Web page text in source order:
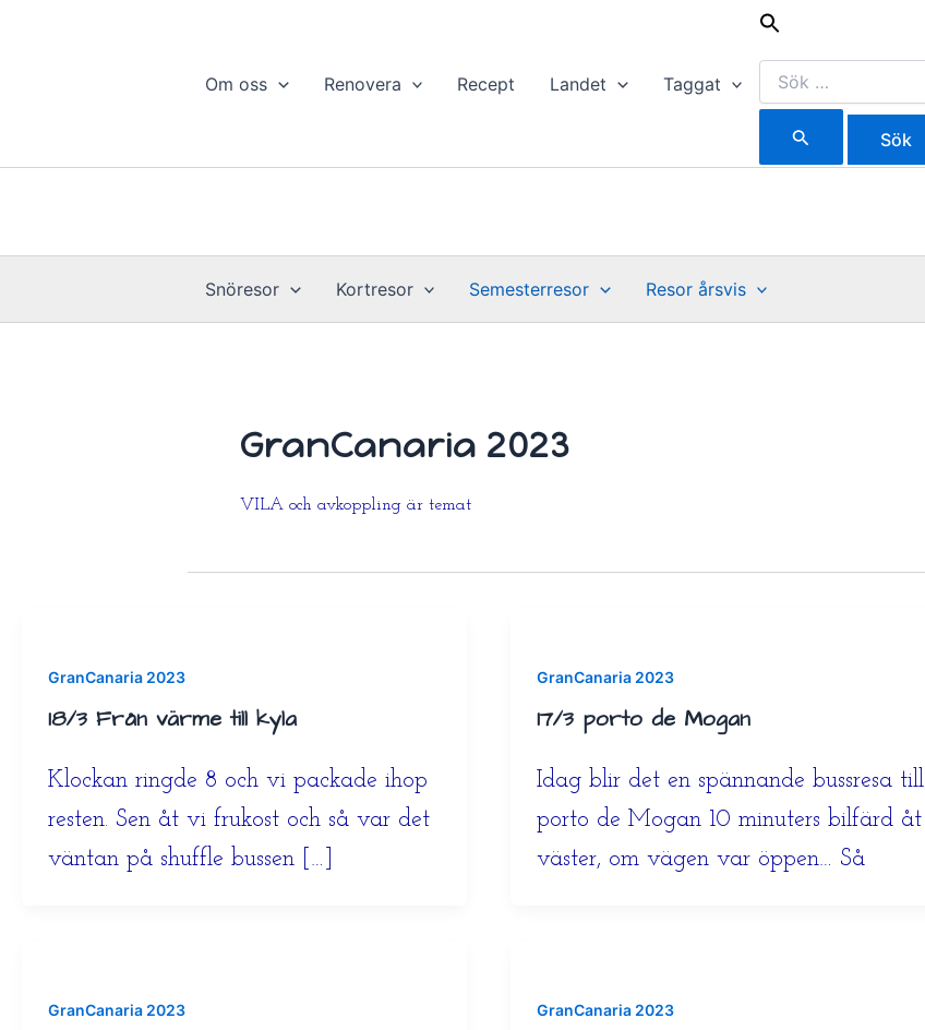
Om oss Renovera Recept Landet Taggat
Sök
efter:
Snöresor Kortresor Semesterresor Resor årsvis
GranCanaria 2023
VILA och avkoppling är temat
GranCanaria 2023
18/3 Från värme till kyla
Klockan ringde 8 och vi packade ihop
resten. Sen åt vi frukost och så var det
väntan på shuffle bussen […]
GranCanaria 2023
17/3 porto de Mogan
Idag blir det en spännande bussresa till
porto de Mogan 10 minuters bilfärd åt
väster, om vägen var öppen… Så
GranCanaria 2023 GranCanaria 2023